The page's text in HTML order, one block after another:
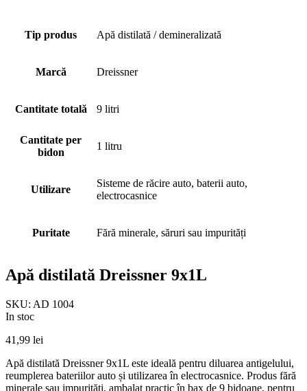
Tip produs Apă distilată / demineralizată
Marcă Dreissner
Cantitate totală 9 litri
Cantitate per
bidon
1 litru
Utilizare
Sisteme de răcire auto, baterii auto,
electrocasnice
Puritate Fără minerale, săruri sau impurități
Apă distilată Dreissner 9x1L
SKU: AD 1004
In stoc
41,99 lei
Apă distilată Dreissner 9x1L este ideală pentru diluarea antigelului,
reumplerea bateriilor auto și utilizarea în electrocasnice. Produs fără
minerale sau impurități, ambalat practic în bax de 9 bidoane, pentru